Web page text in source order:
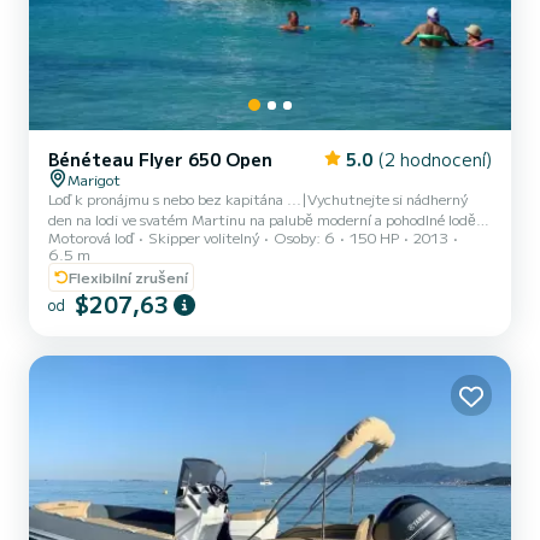
Bénéteau Flyer 650 Open 5.0 (2 hodnocení)
Marigot
Loď k pronájmu s nebo bez kapitána ...|Vychutnejte si nádherný
den na lodi ve svatém Martinu na palubě moderní a pohodlné lodě
Bénéteau Flyer 6.5 Open.|Tato zkušenost je ideální pro páry,
rodiny nebo skupiny přátel, kteří chtějí objevovat ostrov z moře,
koupat se v průzračných vodách a relaxovat v úplné
soukromí.|Soukromý výlet s místním skipperem|Schnorchlování v
ceně|Zastávky na pláži a koupání|Chladící box s vodou a studenými
výle...
Motorová loď Skipper volitelný Osoby: 6 150 HP
2013
6.5 m
Flexibilní zrušení
od $207,63